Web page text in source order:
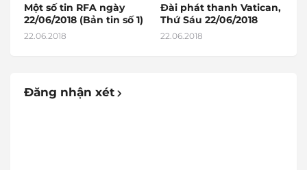
Một số tin RFA ngày
22/06/2018 (Bản tin số 1)
22.06.2018
Đài phát thanh Vatican,
Thứ Sáu 22/06/2018
22.06.2018
Đăng nhận xét